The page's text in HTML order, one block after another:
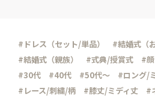
#ドレス（セット/単品）
#結婚式（
#結婚式（親族）
#式典/授賞式 #
#30代
#40代 #50代～ #ロング/
#レース/刺繍/柄
#膝丈/ミディ丈 #